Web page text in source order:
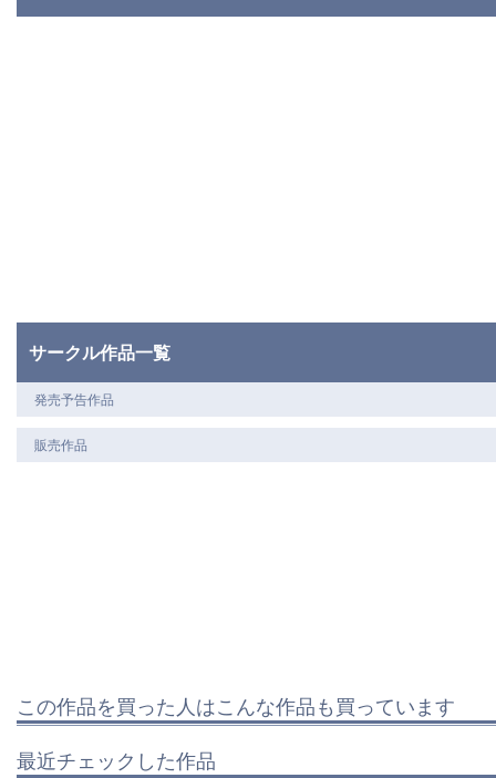
サークル作品一覧
発売予告作品
販売作品
この作品を買った人はこんな作品も買っています
最近チェックした作品